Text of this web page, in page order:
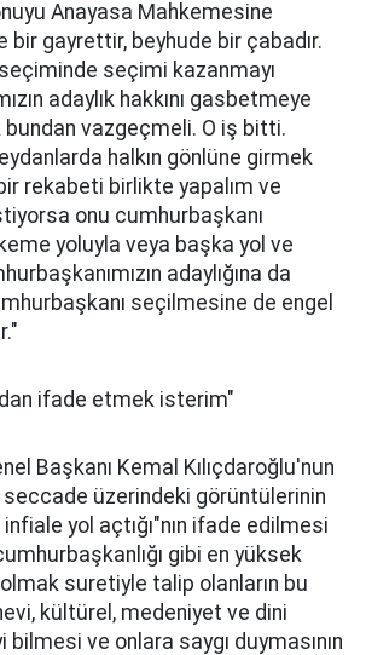
Anayasa Mahkemesine
bir gayrettir, beyhude bir çabadır.
seçimi kazanmayı
adaylık hakkını gasbetmeye
bundan vazgeçmeli. O iş bitti.
halkın gönlüne girmek
rekabeti birlikte yapalım ve
onu cumhurbaşkanı
yoluyla veya başka yol ve
adaylığına da
seçilmesine de engel
ifade etmek isterim"
Başkanı Kemal Kılıçdaroğlu'nun
seccade üzerindeki görüntülerinin
yol açtığı"nın ifade edilmesi
gibi en yüksek
suretiyle talip olanların bu
kültürel, medeniyet ve dini
ve onlara saygı duymasının